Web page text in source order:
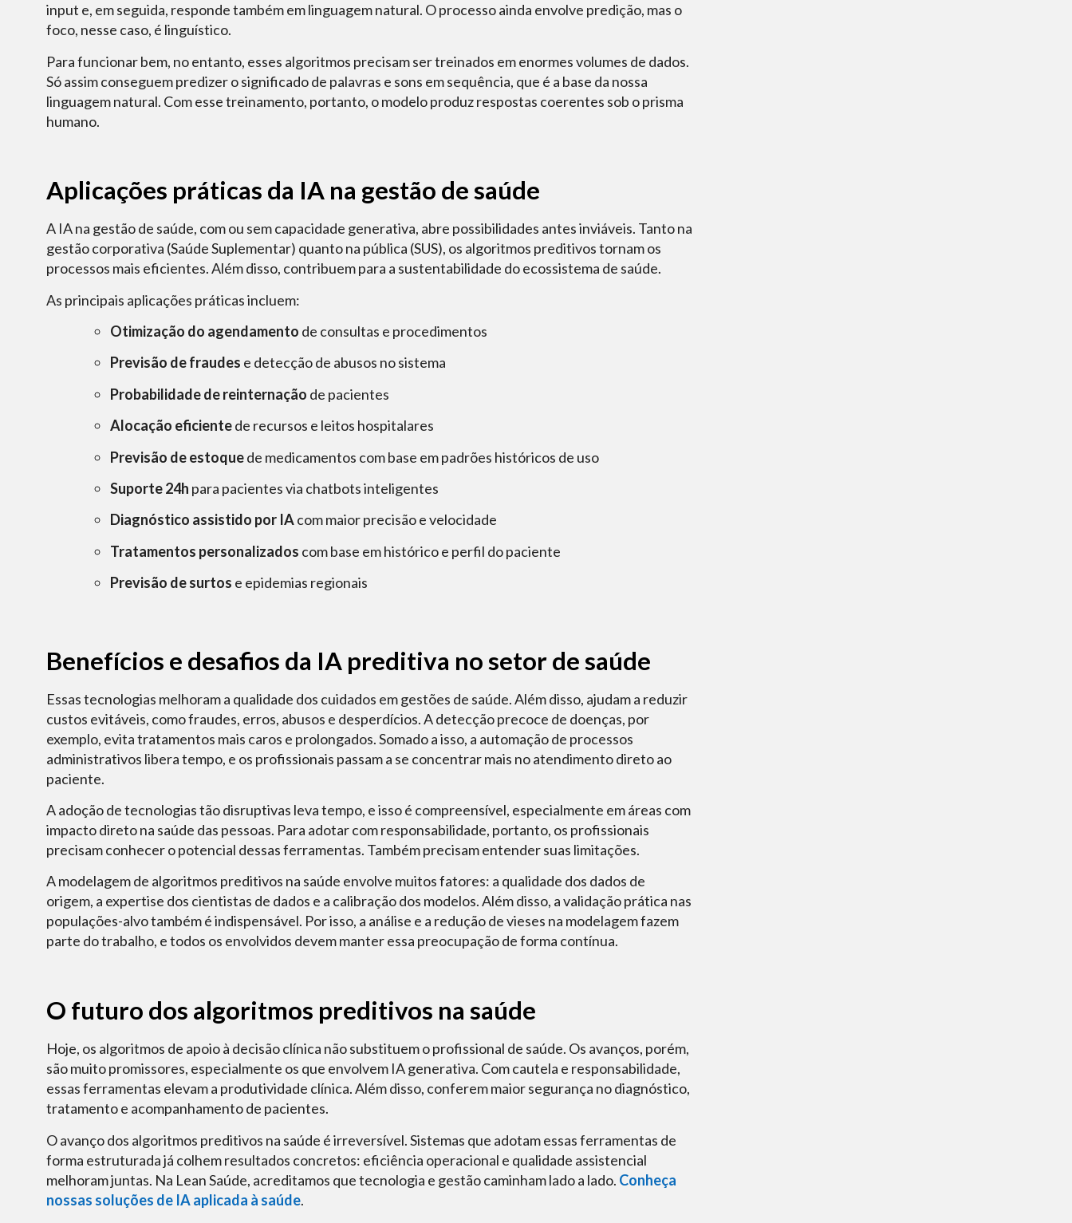
input e, em seguida, responde também em linguagem natural. O processo ainda envolve predição, mas o
foco, nesse caso, é linguístico.
Para funcionar bem, no entanto, esses algoritmos precisam ser treinados em enormes volumes de dados.
Só assim conseguem predizer o significado de palavras e sons em sequência, que é a base da nossa
linguagem natural. Com esse treinamento, portanto, o modelo produz respostas coerentes sob o prisma
humano.
Aplicações práticas da IA na gestão de saúde
A IA na gestão de saúde, com ou sem capacidade generativa, abre possibilidades antes inviáveis. Tanto na
gestão corporativa (Saúde Suplementar) quanto na pública (SUS), os algoritmos preditivos tornam os
processos mais eficientes. Além disso, contribuem para a sustentabilidade do ecossistema de saúde.
As principais aplicações práticas incluem:
Otimização do agendamento de consultas e procedimentos
Previsão de fraudes e detecção de abusos no sistema
Probabilidade de reinternação de pacientes
Alocação eficientede recursos e leitos hospitalares
Previsão de estoquede medicamentos com base em padrões históricos de uso
Suporte 24h para pacientes via chatbots inteligentes
Diagnóstico assistido por IAcom maior precisão e velocidade
Tratamentos personalizados com base em histórico e perfil do paciente
Previsão de surtos e epidemias regionais
Benefícios e desafios da IA preditiva no setor de saúde
Essas tecnologias melhoram a qualidade dos cuidados em gestões de saúde. Além disso, ajudam a reduzir
custos evitáveis, como fraudes, erros, abusos e desperdícios. A detecção precoce de doenças, por
exemplo, evita tratamentos mais caros e prolongados. Somado a isso, a automação de processos
administrativos libera tempo, e os profissionais passam a se concentrar mais no atendimento direto ao
paciente.
A adoção de tecnologias tão disruptivas leva tempo, e isso é compreensível, especialmente em áreas com
impacto direto na saúde das pessoas. Para adotar com responsabilidade, portanto, os profissionais
precisam conhecer o potencial dessas ferramentas. Também precisam entender suas limitações.
A modelagem de algoritmos preditivos na saúde envolve muitos fatores: a qualidade dos dados de
origem, a expertise dos cientistas de dados e a calibração dos modelos. Além disso, a validação prática nas
populações-alvo também é indispensável. Por isso, a análise e a redução de vieses na modelagem fazem
parte do trabalho, e todos os envolvidos devem manter essa preocupação de forma contínua.
O futuro dos algoritmos preditivos na saúde
Hoje, os algoritmos de apoio à decisão clínica não substituem o profissional de saúde. Os avanços, porém,
são muito promissores, especialmente os que envolvem IA generativa. Com cautela e responsabilidade,
essas ferramentas elevam a produtividade clínica. Além disso, conferem maior segurança no diagnóstico,
tratamento e acompanhamento de pacientes.
O avanço dos algoritmos preditivos na saúde é irreversível. Sistemas que adotam essas ferramentas de
forma estruturada já colhem resultados concretos: eficiência operacional e qualidade assistencial
melhoram juntas. Na Lean Saúde, acreditamos que tecnologia e gestão caminham lado a lado. Conheça
nossas soluções de IA aplicada à saúde.